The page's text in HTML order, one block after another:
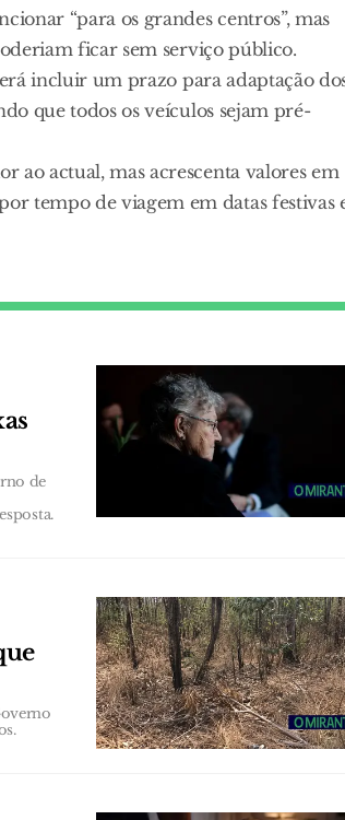
“para os grandes centros”, mas
ficar sem serviço público.
incluir um prazo para adaptação
que todos os veículos sejam pré-
ao actual, mas acrescenta valores em
tempo de viagem em datas festivas
de